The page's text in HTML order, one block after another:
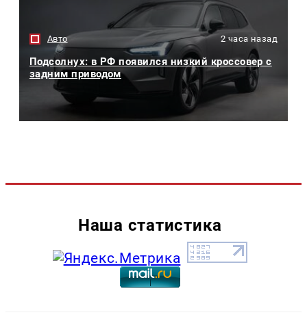
Авто 2 часа назад
Подсолнух: в РФ появился низкий кроссовер с
задним приводом
Наша статистика